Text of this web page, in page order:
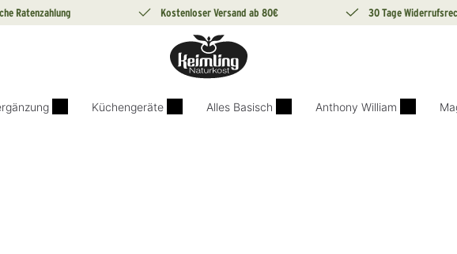
Ratenzahlung Kostenloser Versand ab 80€ 30 Tage
Küchengeräte Alles Basisch Anthony William